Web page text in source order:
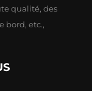
qualité, des
bord, etc.,